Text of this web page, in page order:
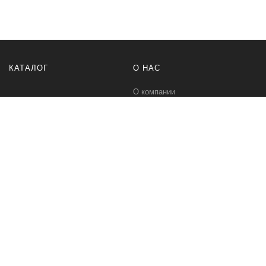
КАТАЛОГ О НАС
О компании